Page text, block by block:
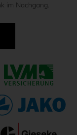
im Nachgang.